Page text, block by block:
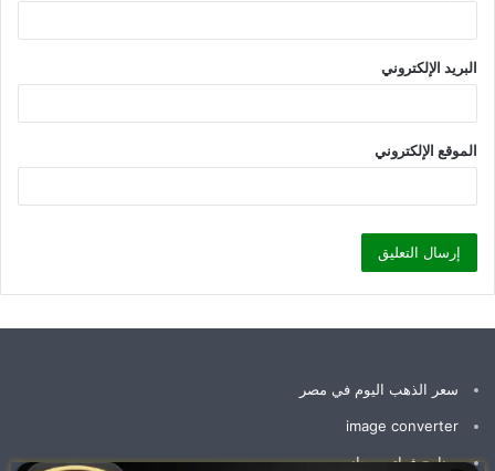
البريد الإلكتروني
الموقع الإلكتروني
سعر الذهب اليوم في مصر
image converter
برنامج فواتير مجاني